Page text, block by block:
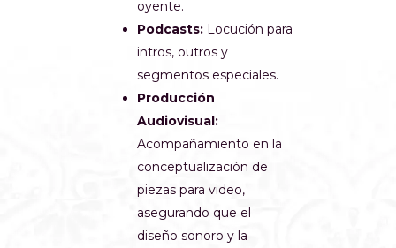
oyente.
Podcasts: Locución para
intros, outros y
segmentos especiales.
Producción
Audiovisual:
Acompañamiento en la
conceptualización de
piezas para video,
asegurando que el
diseño sonoro y la